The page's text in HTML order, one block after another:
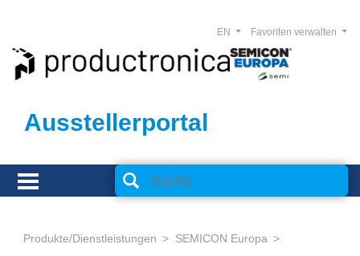
Ausstellerportal
Favoriten verwalten
EN
Produkte/Dienstleistungen
SEMICON Europa